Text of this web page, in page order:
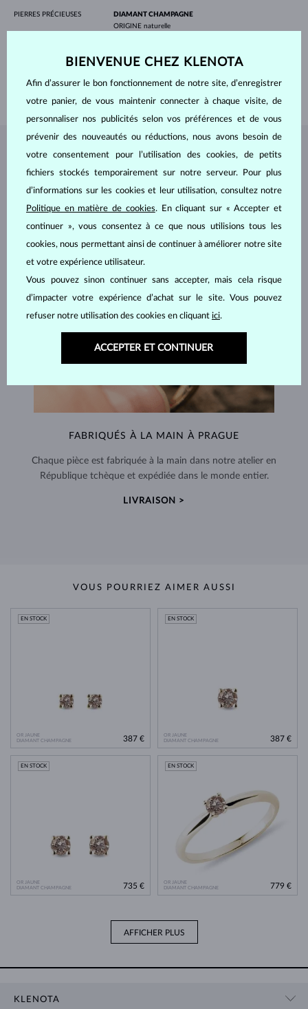
PIERRES PRÉCIEUSES
DIAMANT CHAMPAGNE
ORIGINE naturelle
DIAMÈTRE 2.0 mm
BIJOUX DEL'ATELIER KLENOTA
FABRIQUÉS À LA MAIN À PRAGUE
Chaque pièce est fabriquée à la main dans notre atelier en
République tchèque et expédiée dans le monde entier.
LIVRAISON >
VOUS POURRIEZ AIMER AUSSI
OR JAUNE
DIAMANT CHAMPAGNE
EN STOCK
387 €
OR JAUNE
DIAMANT CHAMPAGNE
EN STOCK
387 €
OR JAUNE
DIAMANT CHAMPAGNE
EN STOCK
735 €
OR JAUNE
DIAMANT CHAMPAGNE
EN STOCK
779 €
AFFICHER PLUS
KLENOTA
BIENVENUE CHEZ KLENOTA
Afin d’assurer le bon fonctionnement de notre site, d’enregistrer
votre panier, de vous maintenir connecter à chaque visite, de
personnaliser nos publicités selon vos préférences et de vous
prévenir des nouveautés ou réductions, nous avons besoin de
votre consentement pour l’utilisation des cookies, de petits
fichiers stockés temporairement sur notre serveur. Pour plus
d’informations sur les cookies et leur utilisation, consultez notre
Politique en matière de cookies. En cliquant sur « Accepter et
continuer », vous consentez à ce que nous utilisions tous les
cookies, nous permettant ainsi de continuer à améliorer notre site
et votre expérience utilisateur.
Vous pouvez sinon continuer sans accepter, mais cela risque
d’impacter votre expérience d’achat sur le site. Vous pouvez
refuser notre utilisation des cookies en cliquant ici.
ACCEPTER ET CONTINUER